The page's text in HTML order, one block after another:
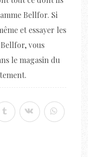
Bellfor. Si
et essayer les
vous
le magasin du